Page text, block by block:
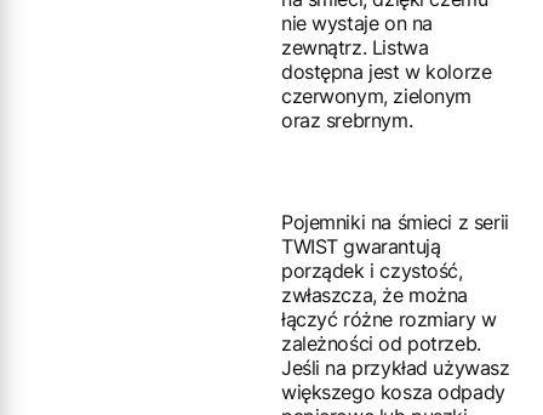
nie wystaje on na
zewnątrz. Listwa
dostępna jest w kolorze
czerwonym, zielonym
oraz srebrnym.
Pojemniki na śmieci z serii
TWIST gwarantują
porządek i czystość,
zwłaszcza, że można
łączyć różne rozmiary w
zależności od potrzeb.
Jeśli na przykład używasz
większego kosza odpady